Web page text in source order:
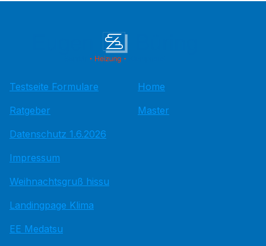
Testseite Formulare
Ratgeber
Datenschutz 1.6.2026
Impressum
Weihnachtsgruß hissu
Landingpage Klima
EE Medatsu
Home
Master